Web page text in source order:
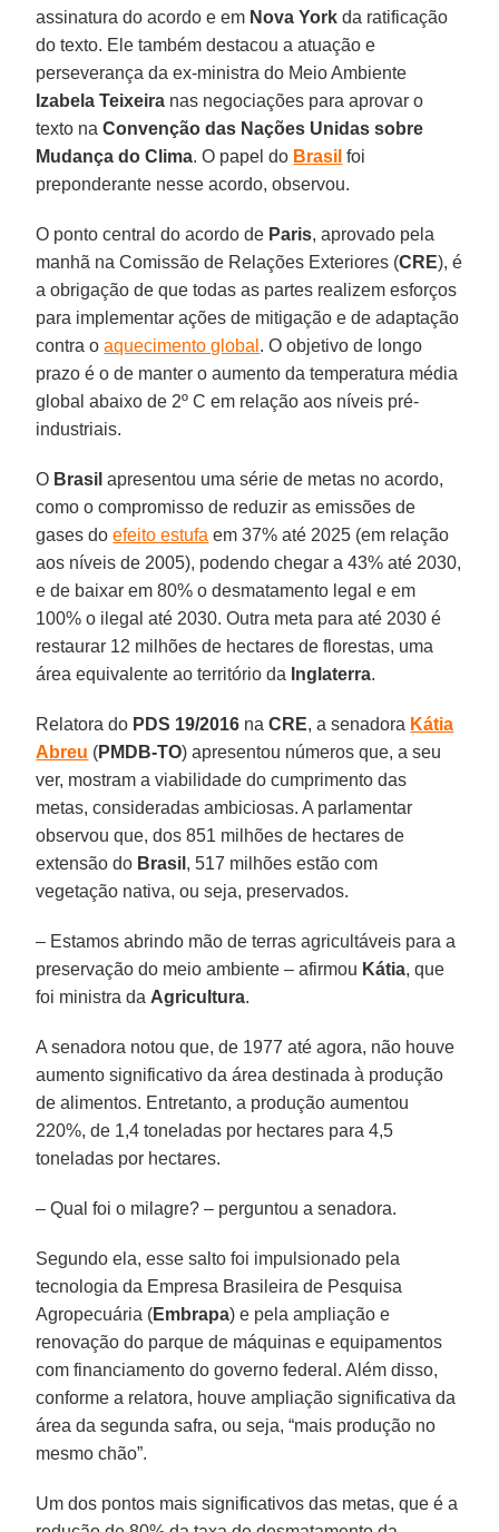
assinatura do acordo e em Nova York da ratificação
do texto. Ele também destacou a atuação e
perseverança da ex-ministra do Meio Ambiente
Izabela Teixeira nas negociações para aprovar o
texto naConvenção das Nações Unidas sobre
Mudança do Clima. O papel do Brasil foi
preponderante nesse acordo, observou.
O ponto central do acordo de Paris, aprovado pela
manhã na Comissão de Relações Exteriores (CRE), é
a obrigação de que todas as partes realizem esforços
para implementar ações de mitigação e de adaptação
contra oaquecimento global . O objetivo de longo
prazo é o de manter o aumento da temperatura média
global abaixo de 2º C em relação aos níveis pré-
industriais.
O Brasil apresentou uma série de metas no acordo,
como o compromisso de reduzir as emissões de
gases doefeito estufa em 37% até 2025 (em relação
aos níveis de 2005), podendo chegar a 43% até 2030,
e de baixar em 80% o desmatamento legal e em
100% o ilegal até 2030. Outra meta para até 2030 é
restaurar 12 milhões de hectares de florestas, uma
área equivalente ao território da Inglaterra.
Relatora do PDS 19/2016 naCRE, a senadora Kátia
Abreu (PMDB-TO) apresentou números que, a seu
ver, mostram a viabilidade do cumprimento das
metas, consideradas ambiciosas. A parlamentar
observou que, dos 851 milhões de hectares de
extensão do Brasil , 517 milhões estão com
vegetação nativa, ou seja, preservados.
– Estamos abrindo mão de terras agricultáveis para a
preservação do meio ambiente – afirmou Kátia, que
foi ministra da Agricultura.
A senadora notou que, de 1977 até agora, não houve
aumento significativo da área destinada à produção
de alimentos. Entretanto, a produção aumentou
220%, de 1,4 toneladas por hectares para 4,5
toneladas por hectares.
– Qual foi o milagre? – perguntou a senadora.
Segundo ela, esse salto foi impulsionado pela
tecnologia da Empresa Brasileira de Pesquisa
Agropecuária (Embrapa) e pela ampliação e
renovação do parque de máquinas e equipamentos
com financiamento do governo federal. Além disso,
conforme a relatora, houve ampliação significativa da
área da segunda safra, ou seja, “mais produção no
mesmo chão”.
Um dos pontos mais significativos das metas, que é a